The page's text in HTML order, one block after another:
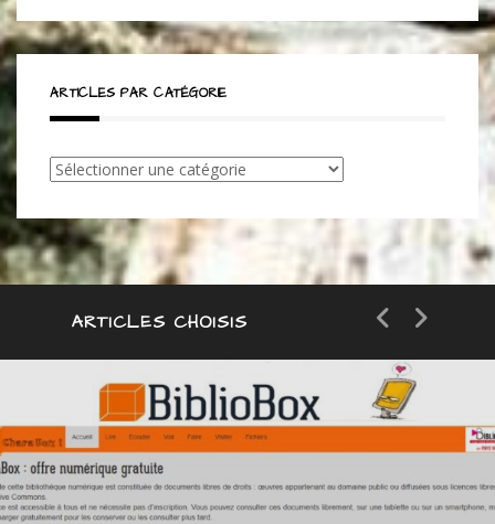
ARTICLES PAR CATÉGORIE
Articles
catégorie
ARTICLES CHOISIS